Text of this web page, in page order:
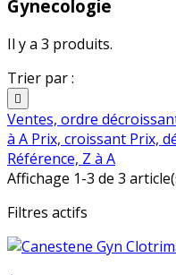
Gynecologie
Il y a 3 produits.
Trier par :

Ventes, ordre
à A Prix, croissant Prix,
Référence, Z à A
Affichage 1-3 de 3
Filtres actifs